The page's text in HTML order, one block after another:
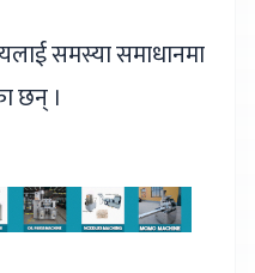
समस्या समाधानमा
छन् ।